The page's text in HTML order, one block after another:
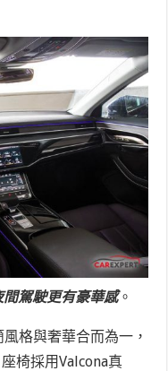
駕駛更有豪華感。
格與奢華合而為一，
椅採用Valcona真